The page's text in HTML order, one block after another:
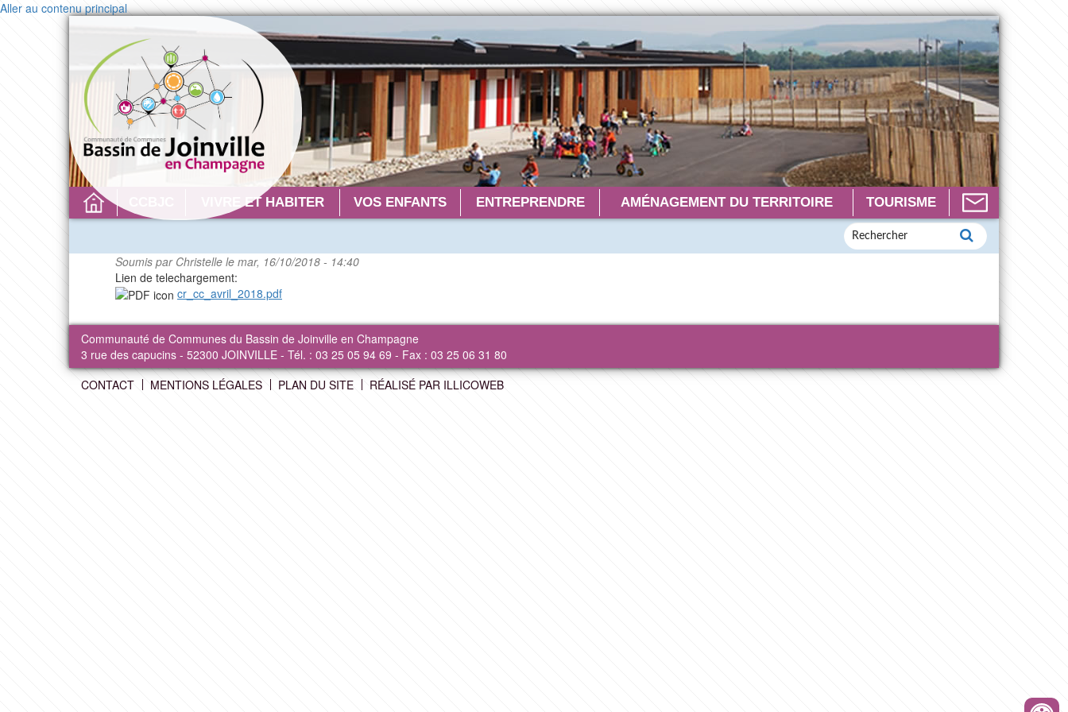
Aller au contenu principal
VIVRE ET HABITER VOS ENFANTS ENTREPRENDRE AMÉNAGEMENT DU TERRITOIRE TOURISME
Soumis par Christelle le mar, 16/10/2018 - 14:40
Lien de telechargement:
cr_cc_avril_2018.pdf
Communauté de Communes du Bassin de Joinville en Champagne
3 rue des capucins - 52300 JOINVILLE - Tél. : 03 25 05 94 69 - Fax : 03 25 06 31 80
CONTACT
MENTIONS LÉGALES PLAN DU SITE RÉALISÉ PAR ILLICOWEB